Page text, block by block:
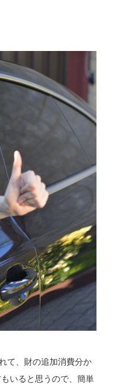
て、財の追加消費分か
いると思うので、簡単